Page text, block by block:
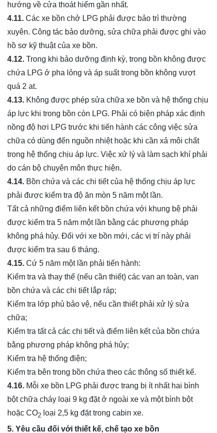
hướng về cửa thoát hiểm gần nhất.
4.11. Các xe bồn chở LPG phải được bảo trì thường
xuyên. Công tác bảo dưỡng, sửa chữa phải được ghi vào
hồ sơ kỹ thuật của xe bồn.
4.12. Trong khi bảo dưỡng định kỳ, trong bồn không được
chứa LPG ở pha lỏng và áp suất trong bồn không vượt
quá 2 at.
4.13. Không được phép sửa chữa xe bồn và hệ thống chịu
áp lực khi trong bồn còn LPG. Phải có biện pháp xác định
nồng độ hơi LPG trước khi tiến hành các công việc sửa
chữa có dùng đến nguồn nhiệt hoặc khi cần xả môi chất
trong hệ thống chịu áp lực. Việc xử lý và làm sạch khí phải
do cán bộ chuyên môn thực hiện.
4.14. Bồn chứa và các chi tiết của hệ thống chịu áp lực
phải được kiểm tra độ ăn mòn 5 năm một lần.
Tất cả những điểm liên kết bồn chứa với khung bệ phải
được kiểm tra 5 năm một lần bằng các phương pháp
không phá hủy. Đối với xe bồn mới, các vị trí này phải
được kiểm tra sau 6 tháng.
4.15. Cứ 5 năm một lần phải tiến hành:
Kiểm tra và thay thế (nếu cần thiết) các van an toàn, van
bồn chứa và các chi tiết lắp ráp;
Kiểm tra lớp phủ bảo vệ, nếu cần thiết phải xử lý sửa
chữa;
Kiểm tra tất cả các chi tiết và điểm liên kết của bồn chứa
bằng phương pháp không phá hủy;
Kiểm tra hệ thống điện;
Kiểm tra bên trong bồn chứa theo các thông số thiết kế.
4.16. Mỗi xe bồn LPG phải được trang bị ít nhất hai bình
bột chữa cháy loại 9 kg đặt ở ngoài xe và một bình bột
hoặc CO2 loại 2,5 kg đặt trong cabin xe.
5. Yêu cầu đối với thiết kế, chế tạo xe bồn